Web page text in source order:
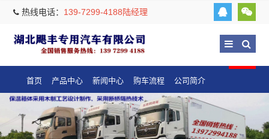
热线电话： 139-7299-4188陆经理
首页 产品中心 新闻中心 购车流程 公司简介